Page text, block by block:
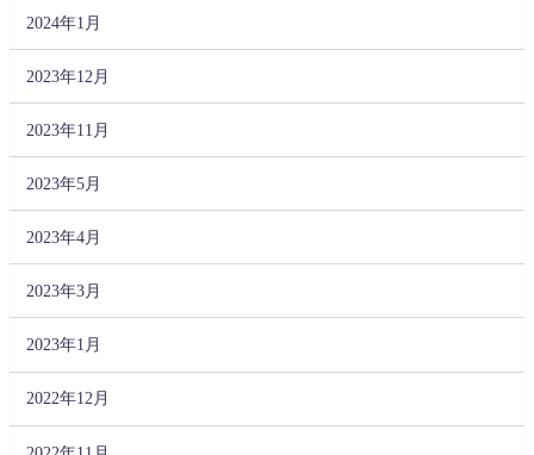
2024年1月
2023年12月
2023年11月
2023年5月
2023年4月
2023年3月
2023年1月
2022年12月
2022年11月